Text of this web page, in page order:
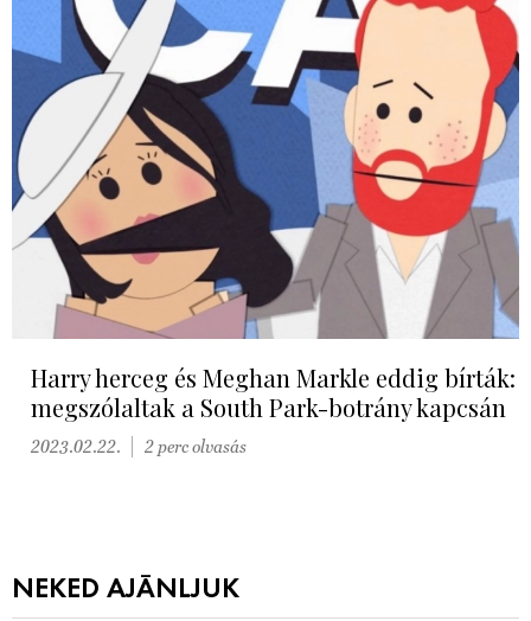
Harry herceg és Meghan Markle eddig bírták:
megszólaltak a South Park-botrány kapcsán
2023.02.22. 2 perc olvasás
NEKED AJÁNLJUK